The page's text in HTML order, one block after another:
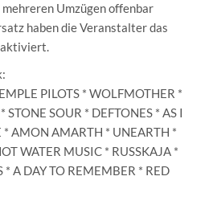
Umzügen offenbar
haben die Veranstalter das
PILOTS * WOLFMOTHER *
STONE SOUR * DEFTONES * AS I
* AMON AMARTH * UNEARTH *
WATER MUSIC * RUSSKAJA *
* A DAY TO REMEMBER * RED